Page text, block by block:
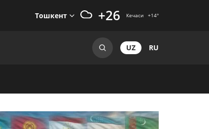
Тошкент +26 Кечаси +14°
UZ RU